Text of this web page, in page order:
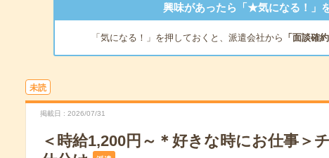
興味があったら「★気になる！」
「気になる！」を押しておくと、派遣会社から 「面談確約
未読
掲載日 2026/07/31
＜時給1,200円～＊好きな時にお仕事＞